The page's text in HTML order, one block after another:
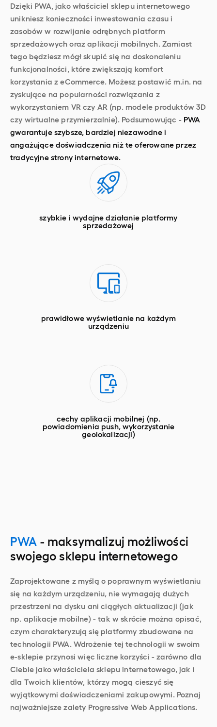
Dzięki PWA, jako właściciel sklepu internetowego
unikniesz konieczności inwestowania czasu i
zasobów w rozwijanie odrębnych platform
sprzedażowych oraz aplikacji mobilnych. Zamiast
tego będziesz mógł skupić się na doskonaleniu
funkcjonalności, które zwiększają komfort
korzystania z eCommerce. Możesz postawić m.in. na
zyskujące na popularności rozwiązania z
wykorzystaniem VR czy AR (np. modele produktów 3D
czy wirtualne przymierzalnie). Podsumowując - PWA
gwarantuje szybsze, bardziej niezawodne i
angażujące doświadczenia niż te oferowane przez
tradycyjne strony internetowe.
szybkie i wydajne działanie platformy
sprzedażowej
prawidłowe wyświetlanie na każdym
urządzeniu
cechy aplikacji mobilnej (np.
powiadomienia push, wykorzystanie
geolokalizacji)
PWA - maksymalizuj możliwości
swojego sklepu internetowego
Zaprojektowane z myślą o poprawnym wyświetlaniu
się na każdym urządzeniu, nie wymagają dużych
przestrzeni na dysku ani ciągłych aktualizacji (jak
np. aplikacje mobilne) - tak w skrócie można opisać,
czym charakteryzują się platformy zbudowane na
technologii PWA. Wdrożenie tej technologii w swoim
e-sklepie przynosi więc liczne korzyści - zarówno dla
Ciebie jako właściciela sklepu internetowego, jak i
dla Twoich klientów, którzy mogą cieszyć się
wyjątkowymi doświadczeniami zakupowymi. Poznaj
najważniejsze zalety Progressive Web Applications.